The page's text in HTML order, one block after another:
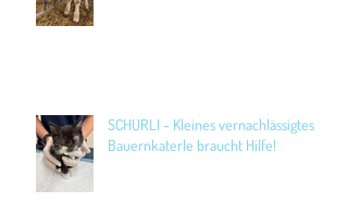
SCHURLI - Kleines vernachlässigtes
Bauernkaterle braucht Hilfe!